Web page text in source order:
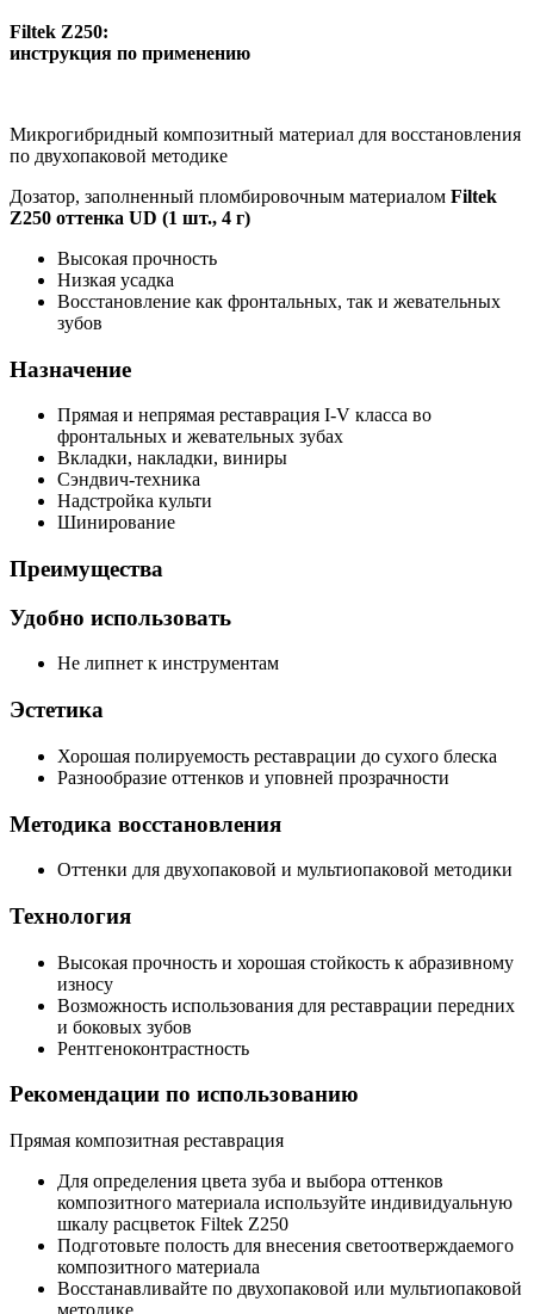
Filtek Z250:
инструкция по применению
Микрогибридный композитный материал для восстановления
по двухопаковой методике
Дозатор, заполненный пломбировочным материалом Filtek
Z250 оттенка UD (1 шт., 4 г)
Высокая прочность
Низкая усадка
Восстановление как фронтальных, так и жевательных
зубов
Назначение
Прямая и непрямая реставрация I-V класса во
фронтальных и жевательных зубах
Вкладки, накладки, виниры
Сэндвич-техника
Надстройка культи
Шинирование
Преимущества
Удобно использовать
Не липнет к инструментам
Эстетика
Хорошая полируемость реставрации до сухого блеска
Разнообразие оттенков и уповней прозрачности
Методика восстановления
Оттенки для двухопаковой и мультиопаковой методики
Технология
Высокая прочность и хорошая стойкость к абразивному
износу
Возможность использования для реставрации передних
и боковых зубов
Рентгеноконтрастность
Рекомендации по использованию
Прямая композитная реставрация
Для определения цвета зуба и выбора оттенков
композитного материала используйте индивидуальную
шкалу расцветок Filtek Z250
Подготовьте полость для внесения светоотверждаемого
композитного материала
Восстанавливайте по двухопаковой или мультиопаковой